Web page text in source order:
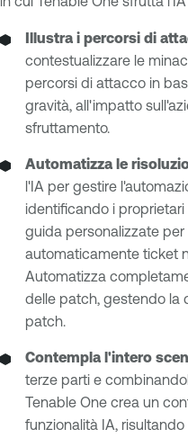
Illustra i percorsi di
contestualizzare le
percorsi di attacco in
gravità, all'impatto
sfruttamento.
Automatizza le
l'IA per gestire
identificando i
guida personalizzate
automaticamente ticket
Automatizza
delle patch, gestendo la
patch.
Contempla l'intero
terze parti e
Tenable One crea un
funzionalità IA,